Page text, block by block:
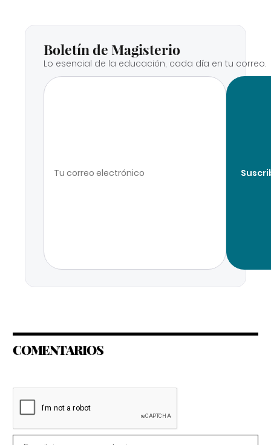
Boletín de Magisterio
Lo esencial de la educación, cada día en tu correo.
COMENTARIOS